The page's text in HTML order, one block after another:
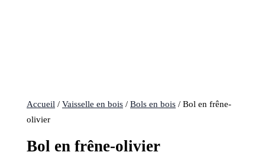
Accueil /Vaisselle en bois /Bols en bois / Bol en frêne-
olivier
Bol en frêne-olivier